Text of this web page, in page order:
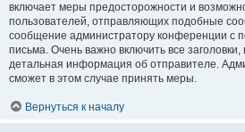
включает меры предосторожности и
пользователей, отправляющих подобные
сообщение администратору конференции с
письма. Очень важно включить все
детальная информация об отправителе.
сможет в этом случае принять меры.
Вернуться к началу